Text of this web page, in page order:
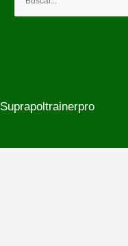
Suprapoltrainerpro